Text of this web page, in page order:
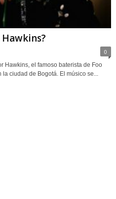
0
Hawkins, el famoso baterista de Foo
ciudad de Bogotá. El músico se...